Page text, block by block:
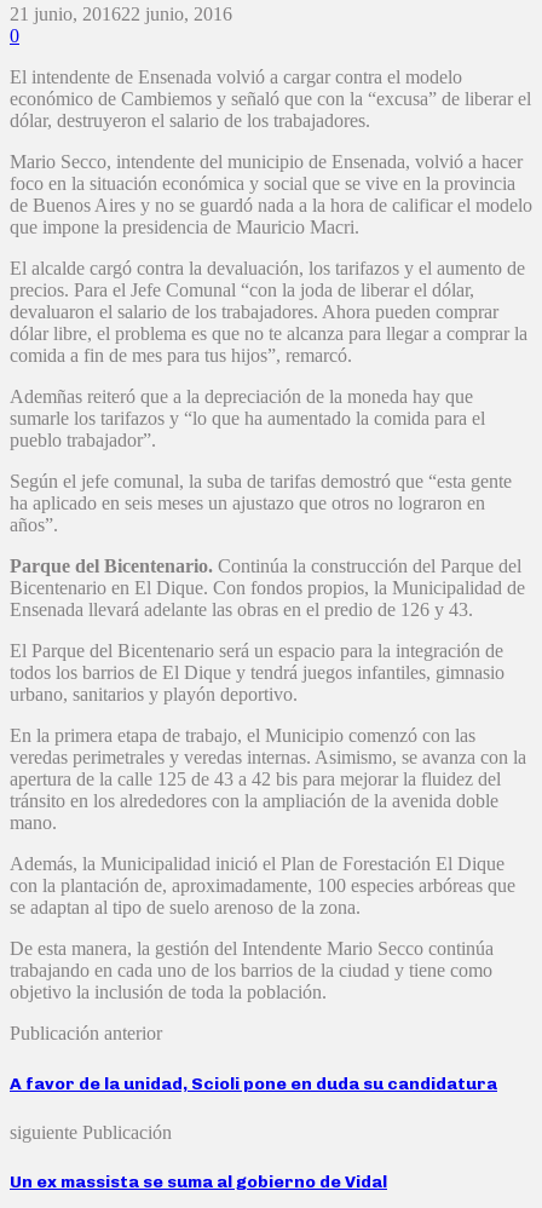
21 junio, 201622 junio, 2016
0
El intendente de Ensenada volvió a cargar contra el modelo
económico de Cambiemos y señaló que con la “excusa” de liberar el
dólar, destruyeron el salario de los trabajadores.
Mario Secco, intendente del municipio de Ensenada, volvió a hacer
foco en la situación económica y social que se vive en la provincia
de Buenos Aires y no se guardó nada a la hora de calificar el modelo
que impone la presidencia de Mauricio Macri.
El alcalde cargó contra la devaluación, los tarifazos y el aumento de
precios. Para el Jefe Comunal “con la joda de liberar el dólar,
devaluaron el salario de los trabajadores. Ahora pueden comprar
dólar libre, el problema es que no te alcanza para llegar a comprar la
comida a fin de mes para tus hijos”, remarcó.
Ademñas reiteró que a la depreciación de la moneda hay que
sumarle los tarifazos y “lo que ha aumentado la comida para el
pueblo trabajador”.
Según el jefe comunal, la suba de tarifas demostró que “esta gente
ha aplicado en seis meses un ajustazo que otros no lograron en
años”.
Parque del Bicentenario. Continúa la construcción del Parque del
Bicentenario en El Dique. Con fondos propios, la Municipalidad de
Ensenada llevará adelante las obras en el predio de 126 y 43.
El Parque del Bicentenario será un espacio para la integración de
todos los barrios de El Dique y tendrá juegos infantiles, gimnasio
urbano, sanitarios y playón deportivo.
En la primera etapa de trabajo, el Municipio comenzó con las
veredas perimetrales y veredas internas. Asimismo, se avanza con la
apertura de la calle 125 de 43 a 42 bis para mejorar la fluidez del
tránsito en los alrededores con la ampliación de la avenida doble
mano.
Además, la Municipalidad inició el Plan de Forestación El Dique
con la plantación de, aproximadamente, 100 especies arbóreas que
se adaptan al tipo de suelo arenoso de la zona.
De esta manera, la gestión del Intendente Mario Secco continúa
trabajando en cada uno de los barrios de la ciudad y tiene como
objetivo la inclusión de toda la población.
Publicación anterior
A favor de la unidad, Scioli pone en duda su candidatura
siguiente Publicación
Un ex massista se suma al gobierno de Vidal